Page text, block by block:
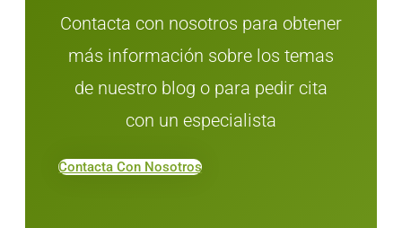
Contacta con nosotros para obtener
más información sobre los temas
de nuestro blog o para pedir cita
con un especialista
Contacta Con Nosotros